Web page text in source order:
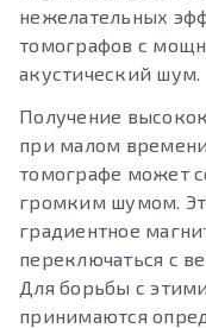
нежелательных
томографов с
акустический шум.
Получение
при малом
томографе может
громким шумом.
градиентное
переключаться с
Для борьбы с
принимаются